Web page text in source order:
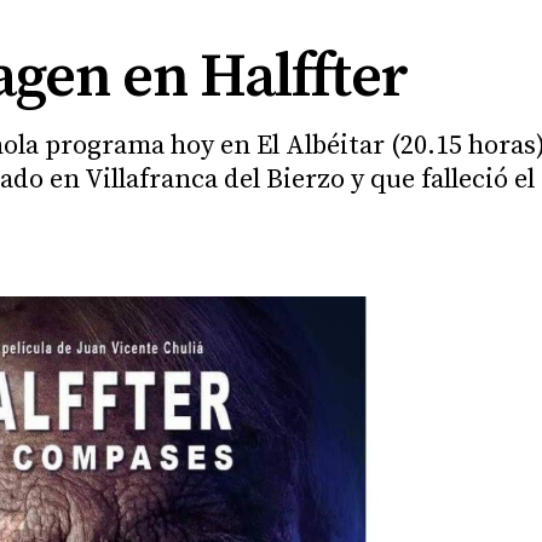
en Halffter
programa hoy en El Albéitar (20.15
en Villafranca del Bierzo y que falleció el